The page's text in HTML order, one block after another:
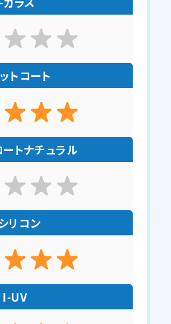
トコート
トナチュラル
リコン
I-UV